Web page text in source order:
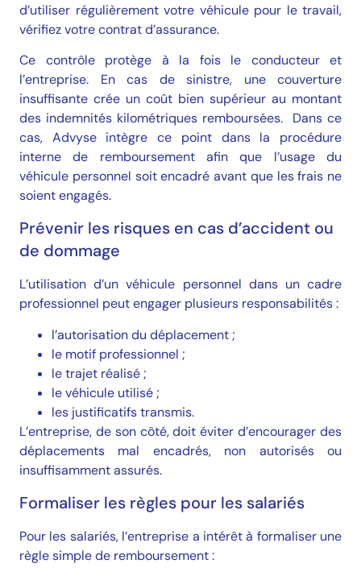
d’utiliser régulièrement votre véhicule pour le travail,
vérifiez votre contrat d’assurance.
Ce contrôle protège à la fois le conducteur et
l’entreprise. En cas de sinistre, une couverture
insuffisante crée un coût bien supérieur au montant
des indemnités kilométriques remboursées. Dans ce
cas, Advyse intègre ce point dans la procédure
interne de remboursement afin que l’usage du
véhicule personnel soit encadré avant que les frais ne
soient engagés.
Prévenir les risques en cas d’accident ou
de dommage
L’utilisation d’un véhicule personnel dans un cadre
professionnel peut engager plusieurs responsabilités :
l’autorisation du déplacement ;
le motif professionnel ;
le trajet réalisé ;
le véhicule utilisé ;
les justificatifs transmis.
L’entreprise, de son côté, doit éviter d’encourager des
déplacements mal encadrés, non autorisés ou
insuffisamment assurés.
Formaliser les règles pour les salariés
Pour les salariés, l’entreprise a intérêt à formaliser une
règle simple de remboursement :